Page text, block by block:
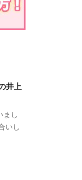
井上
まし
いし